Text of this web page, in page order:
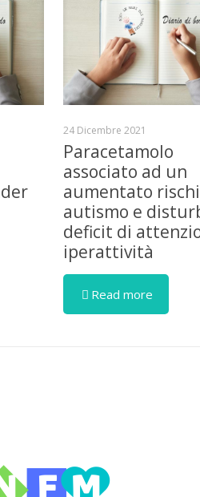
24 Dicembre 2021
Paracetamolo
associato ad un
aumentato
autismo e
deficit di
iperattività
Read more